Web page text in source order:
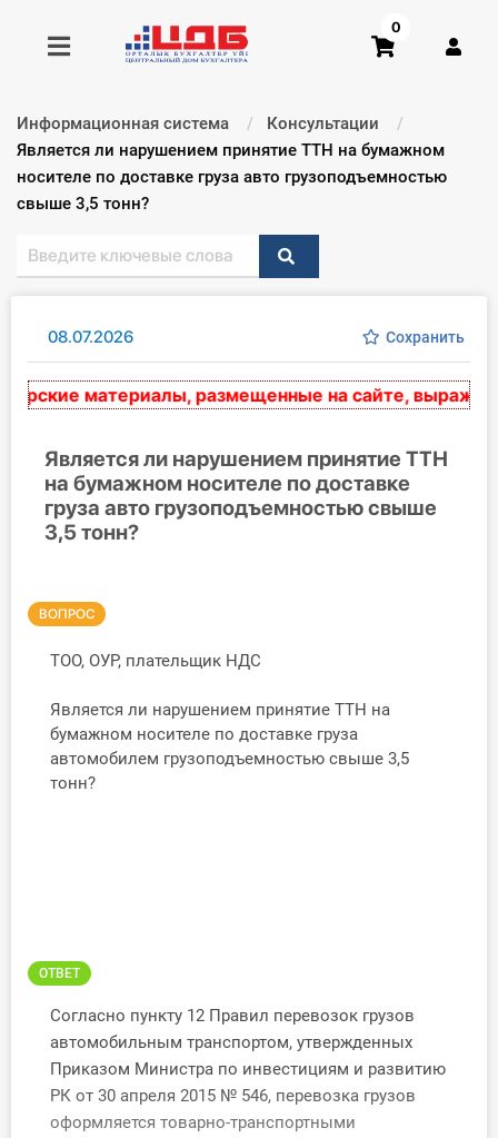
Получить консультацию
Купить доступ
Главная ИС
Консультации
Библиотека бухгалтера
Инструменты
Практика ИП
Интернет-магазин
О Системе
Обучение
Тарифы
0
Информационная система
Консультации
Текущий:
Является ли нарушением принятие ТТН на бумажном
носителе по доставке груза авто грузоподъемностью
свыше 3,5 тонн?
08.07.2026 Сохранить
материалы, размещенные на сайте, выражают
Является ли нарушением принятие ТТН
на бумажном носителе по доставке
груза авто грузоподъемностью свыше
3,5 тонн?
ВОПРОС
ТОО, ОУР, плательщик НДС
Является ли нарушением принятие ТТН на
бумажном носителе по доставке груза
автомобилем грузоподъемностью свыше 3,5
тонн?
ОТВЕТ
Согласно пункту 12 Правил перевозок грузов
автомобильным транспортом, утвержденных
Приказом Министра по инвестициям и развитию
РК от 30 апреля 2015 № 546, перевозка грузов
оформляется товарно-транспортными